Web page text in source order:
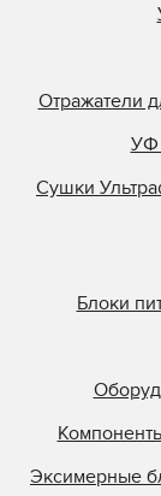
Отражатели
УФ
Сушки
Блоки
Эксимерные